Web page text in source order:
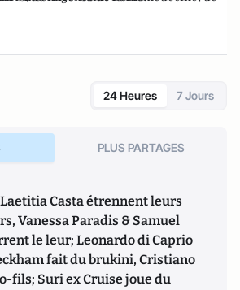
24 Heures 7 Jours
PLUS PARTAGES
Casta étrennent leurs
Vanessa Paradis & Samuel
le leur; Leonardo di Caprio
fait du brukini, Cristiano
fils; Suri ex Cruise joue du